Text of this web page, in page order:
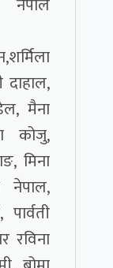
दाहाल,
मैना
कोजु,
मिना
नेपाल,
रविना